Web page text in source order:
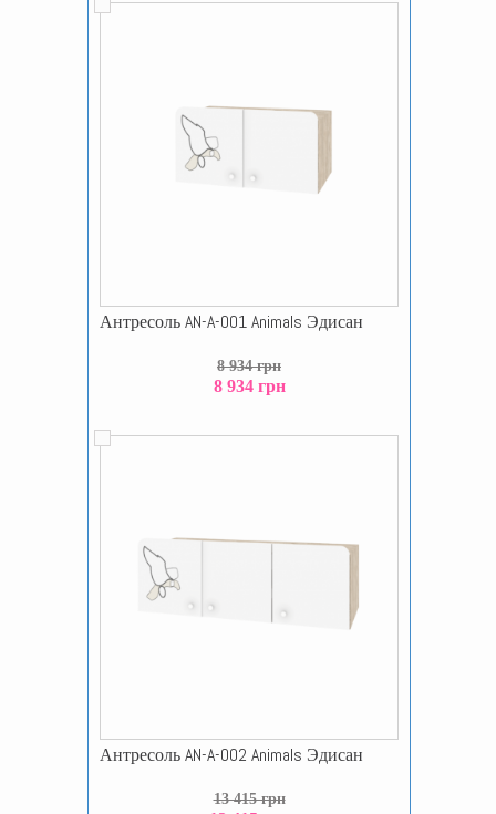
Антресоль AN-A-001 Animals Эдисан
8 934 грн
8 934 грн
Антресоль AN-A-002 Animals Эдисан
13 415 грн